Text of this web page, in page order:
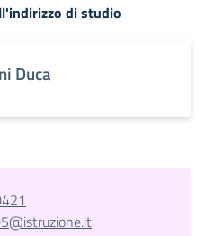
di studio
Duca